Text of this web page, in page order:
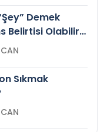
Demek
Belirtisi Olabilir
Sıkmak